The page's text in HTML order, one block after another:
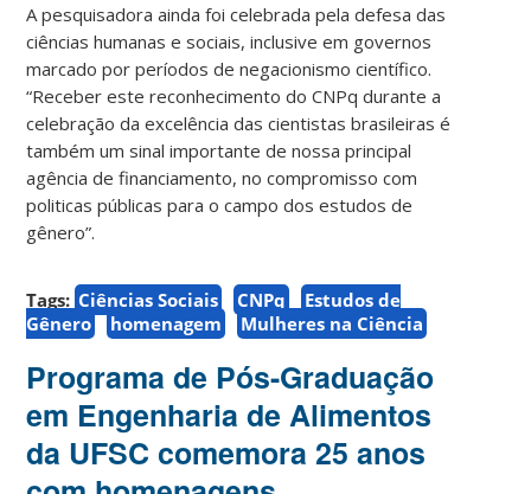
A pesquisadora ainda foi celebrada pela defesa das
ciências humanas e sociais, inclusive em governos
marcado por períodos de negacionismo científico.
“Receber este reconhecimento do CNPq durante a
celebração da excelência das cientistas brasileiras é
também um sinal importante de nossa principal
agência de financiamento, no compromisso com
politicas públicas para o campo dos estudos de
gênero”.
Tags: Ciências Sociais CNPq
Estudos de
Gênero
homenagem Mulheres na Ciência
Programa de Pós-Graduação
em Engenharia de Alimentos
da UFSC comemora 25 anos